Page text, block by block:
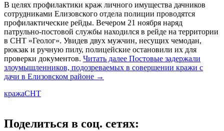
В целях профилактики краж личного имущества дачников
сотрудниками Елизовского отдела полиции проводятся
профилактические рейды. Вечером 21 ноября наряд
патрульно-постовой службы находился в рейде на территории
в СНТ «Геолог». Увидев двух мужчин, несущих чемодан,
рюкзак и ручную пилу, полицейские остановили их для
проверки документов. Читать далее Постовые задержали
злоумышленников, подозреваемых в совершении кражи с
дачи в Елизовском районе →
кражаСНТ
Поделиться в соц. сетях: